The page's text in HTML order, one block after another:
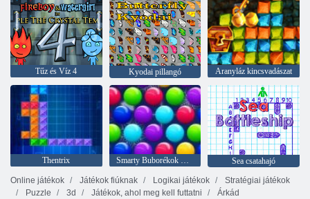
Tűz és Víz 4 Kyodai pillangó Aranyláz kincsvadászat
Thentrix
Sea csatahajó
Online játékok
Játékok fiúknak Logikai játékok
Stratégiai játékok
Puzzle
3d Játékok, ahol meg kell futtatni
Árkád